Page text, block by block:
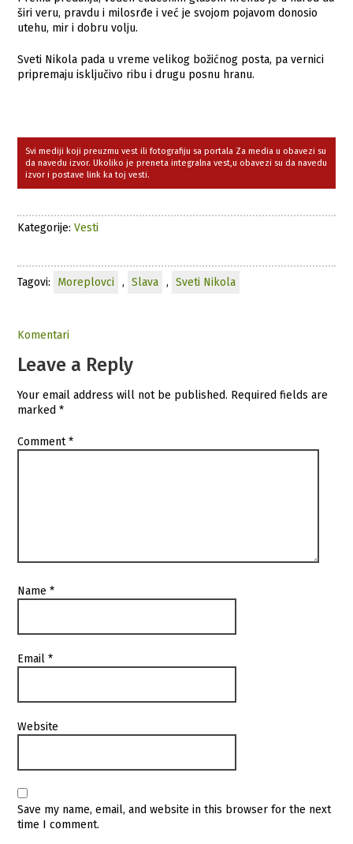
širi veru, pravdu i milosrđe i već je svojom pojavom donosio
utehu, mir i dobru volju.
Sveti Nikola pada u vreme velikog božićnog posta, pa vernici
pripremaju isključivo ribu i drugu posnu hranu.
Svi mediji koji preuzmu vest ili fotografiju sa portala Za media u obavezi su
da navedu izvor. Ukoliko je preneta integralna vest,u obavezi su da navedu
izvor i postave link ka toj vesti.
Kategorije:Vesti
Tagovi: Moreplovci , Slava , Sveti Nikola
Komentari
Leave a Reply
Your email address will not be published. Required fields are
marked*
Comment*
Name*
Email*
Website
Save my name, email, and website in this browser for the next
time I comment.